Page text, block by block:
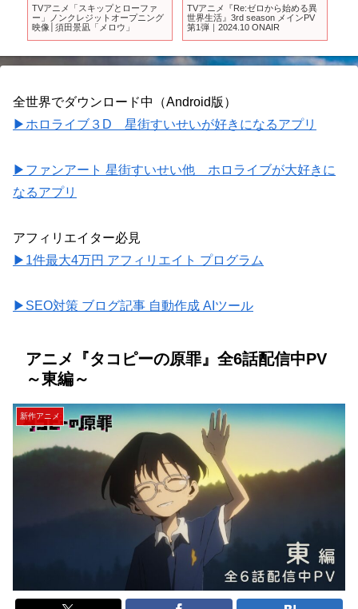
TVアニメ「スキップとローファ
ー」ノンクレジットオープニング
映像│須田景凪「メロウ」
TVアニメ『Re:ゼロから始める異
世界生活』3rd season メインPV
第1弾｜2024.10 ONAIR
【
ー
全世界でダウンロード中（Android版）
▶ホロライブ３D 星街すいせいが好きになるアプリ
▶ファンアート 星街すいせい他 ホロライブが大好きに
なるアプリ
アフィリエイター必見
▶1件最大4万円 アフィリエイト プログラム
▶SEO対策 ブログ記事 自動作成 AIツール
アニメ『タコピーの原罪』全6話配信中PV
～東編～
新作アニメ